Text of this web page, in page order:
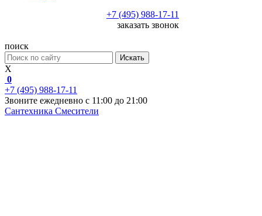
+7 (495) 988-17-11
заказать звонок
поиск
Искать
X
0
+7 (495) 988-17-11
Звоните ежедневно с 11:00 до 21:00
Сантехника Смесители